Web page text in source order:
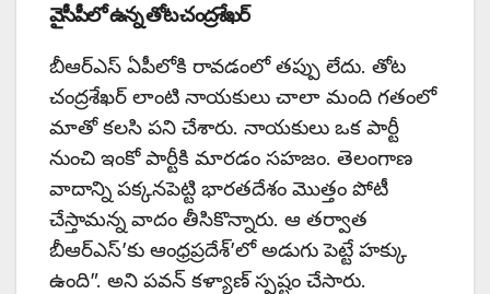
వైసీపీలో ఉన్న తోట చంద్రశేఖర్
బీఆర్ఎస్ ఏపీలోకి రావడంలో తప్పు లేదు. తోట
చంద్రశేఖర్ లాంటి నాయకులు చాలా మంది గతంలో
మాతో కలసి పని చేశారు. నాయకులు ఒక పార్టీ
నుంచి ఇంకో పార్టీకి మారడం సహజం. తెలంగాణ
వాదాన్ని పక్కనపెట్టి భారతదేశం మొత్తం పోటీ
చేస్తామన్న వాదం తీసికొన్నారు. ఆ తర్వాత
బీఆర్ఎస్’కు ఆంధ్రప్రదేశ్’లో అడుగు పెట్టే హక్కు
ఉంది”. అని పవన్ కళ్యాణ్ స్పష్టం చేసారు.